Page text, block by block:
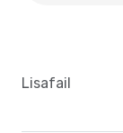
Lisafail